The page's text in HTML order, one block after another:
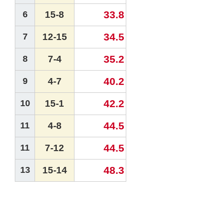
6 15-8 33.8
7 12-15 34.5
8 7-4 35.2
9 4-7 40.2
10 15-1 42.2
11 4-8 44.5
11 7-12 44.5
13 15-14 48.3